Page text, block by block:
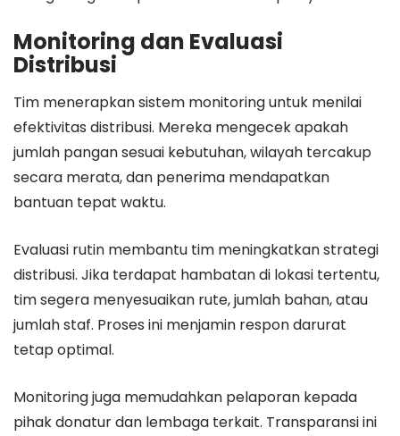
Monitoring dan Evaluasi
Distribusi
Tim menerapkan sistem monitoring untuk menilai
efektivitas distribusi. Mereka mengecek apakah
jumlah pangan sesuai kebutuhan, wilayah tercakup
secara merata, dan penerima mendapatkan
bantuan tepat waktu.
Evaluasi rutin membantu tim meningkatkan strategi
distribusi. Jika terdapat hambatan di lokasi tertentu,
tim segera menyesuaikan rute, jumlah bahan, atau
jumlah staf. Proses ini menjamin respon darurat
tetap optimal.
Monitoring juga memudahkan pelaporan kepada
pihak donatur dan lembaga terkait. Transparansi ini